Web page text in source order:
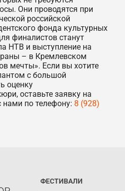
Они проводятся при
российской
фонда культурных
финалистов станут
НТВ и выступление на
– в Кремлевском
мечты». Если вы хотите
с большой
оценку
оставьте заявку на
нами по телефону: 8 (928)
ФЕСТИВАЛИ